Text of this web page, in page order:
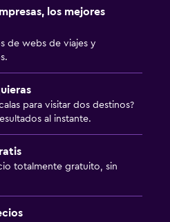
los mejores
de webs de viajes y
para visitar dos destinos?
al instante.
totalmente gratuito, sin